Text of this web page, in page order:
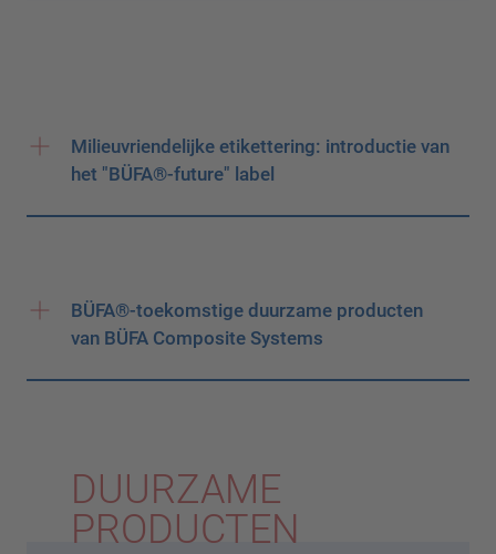
Milieuvriendelijke etikettering: introductie van
het "BÜFA®-future" label
BÜFA®-toekomstige duurzame producten
van BÜFA Composite Systems
DUURZAME
PRODUCTEN